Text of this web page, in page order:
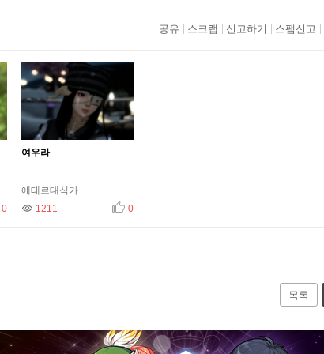
공유 스크랩 신고하기 스팸신고
0
여우라
에테르대식가
조회
1211 0
목록